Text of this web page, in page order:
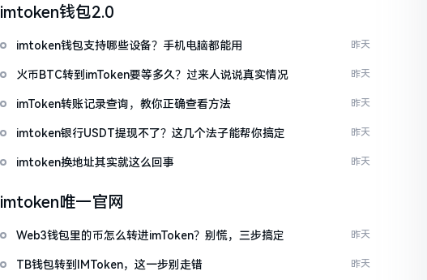
imtoken钱包2.0
imtoken钱包支持哪些设备？手机电脑都能用 昨天
火币BTC转到imToken要等多久？过来人说说真实情况 昨天
imToken转账记录查询，教你正确查看方法 昨天
imtoken银行USDT提现不了？这几个法子能帮你搞定 昨天
imtoken换地址其实就这么回事 昨天
imtoken唯一官网
Web3钱包里的币怎么转进imToken？别慌，三步搞定 昨天
TB钱包转到IMToken，这一步别走错 昨天